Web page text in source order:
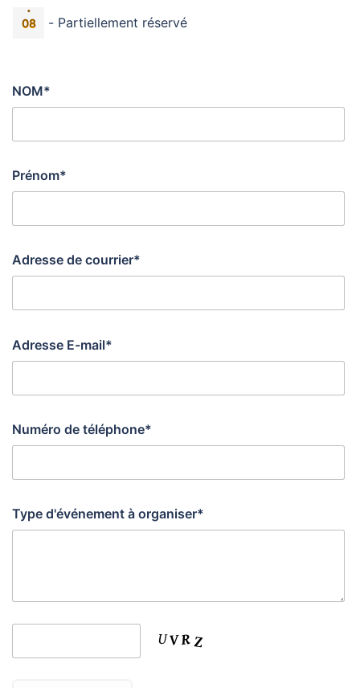
·
08 - Partiellement réservé
NOM*
Prénom*
Adresse de courrier*
Adresse E-mail*
Numéro de téléphone*
Type d'événement à organiser*